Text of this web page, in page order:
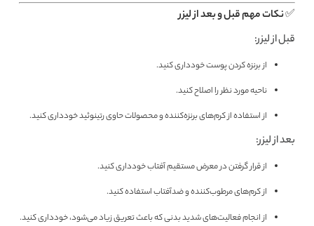
✅ نکات مهم قبل و بعد از لیزر
قبل از لیزر:
از برنزه کردن پوست خودداری کنید.
ناحیه مورد نظر را اصلاح کنید.
از استفاده از کرم‌های برنزه‌کننده و محصولات حاوی رتینوئید خودداری کنید.
بعد از لیزر:
از قرار گرفتن در معرض مستقیم آفتاب خودداری کنید.
از کرم‌های مرطوب‌کننده و ضدآفتاب استفاده کنید.
از انجام فعالیت‌های شدید بدنی که باعث تعریق زیاد می‌شود، خودداری کنید.